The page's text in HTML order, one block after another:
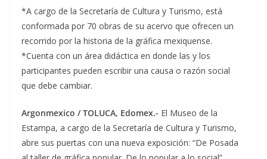
*A cargo de la Secretaría de Cultura y Turismo, está
conformada por 70 obras de su acervo que ofrecen un
recorrido por la historia de la gráfica mexiquense.
*Cuenta con un área didáctica en donde las y los
participantes pueden escribir una causa o razón social
que debe cambiar.
Argonmexico / TOLUCA, Edomex.- El Museo de la
Estampa, a cargo de la Secretaría de Cultura y Turismo,
abre sus puertas con una nueva exposición: “De Posada